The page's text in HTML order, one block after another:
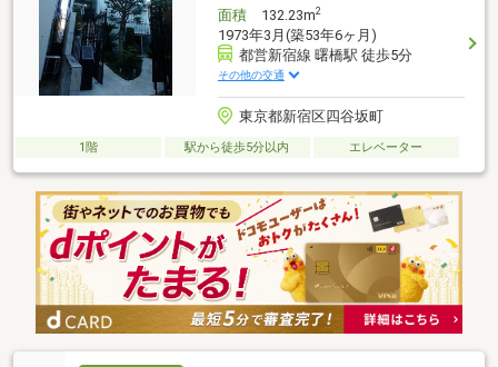
面積132.23m2
1973年3月(築53年6ヶ月)
都営新宿線 曙橋駅 徒歩5分
その他の交通
東京都新宿区四谷坂町
1階 駅から徒歩5分以内 エレベーター